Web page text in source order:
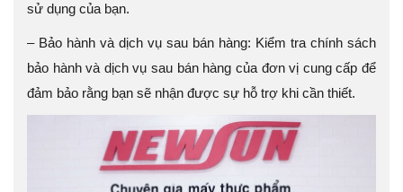
sử dụng của bạn.
– Bảo hành và dịch vụ sau bán hàng: Kiểm tra chính sách
bảo hành và dịch vụ sau bán hàng của đơn vị cung cấp để
đảm bảo rằng bạn sẽ nhận được sự hỗ trợ khi cần thiết.